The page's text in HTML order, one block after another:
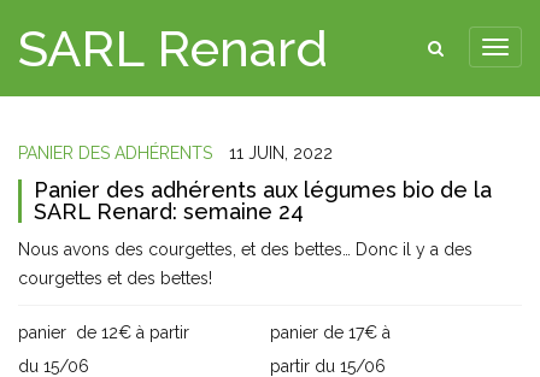
SARL Renard
PANIER DES ADHÉRENTS 11 JUIN, 2022
Panier des adhérents aux légumes bio de la
SARL Renard: semaine 24
Nous avons des courgettes, et des bettes… Donc il y a des
courgettes et des bettes!
panier de 12€ à partir
du 15/06
panier de 17€ à
partir du 15/06